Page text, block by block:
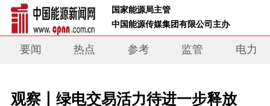
国家能源局主管
中国能源传媒集团有限公司主办
要闻 热点 参考 监管 电力
观察丨绿电交易活力待进一步释放